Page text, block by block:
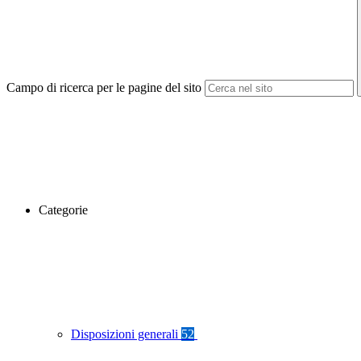
Campo di ricerca per le pagine del sito
Categorie
Disposizioni generali 52